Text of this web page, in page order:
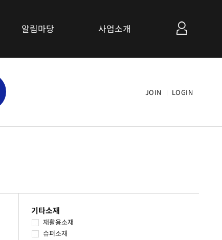
알림마당 사업소개
JOIN LOGIN
기타소재
재활용소재
슈퍼소재